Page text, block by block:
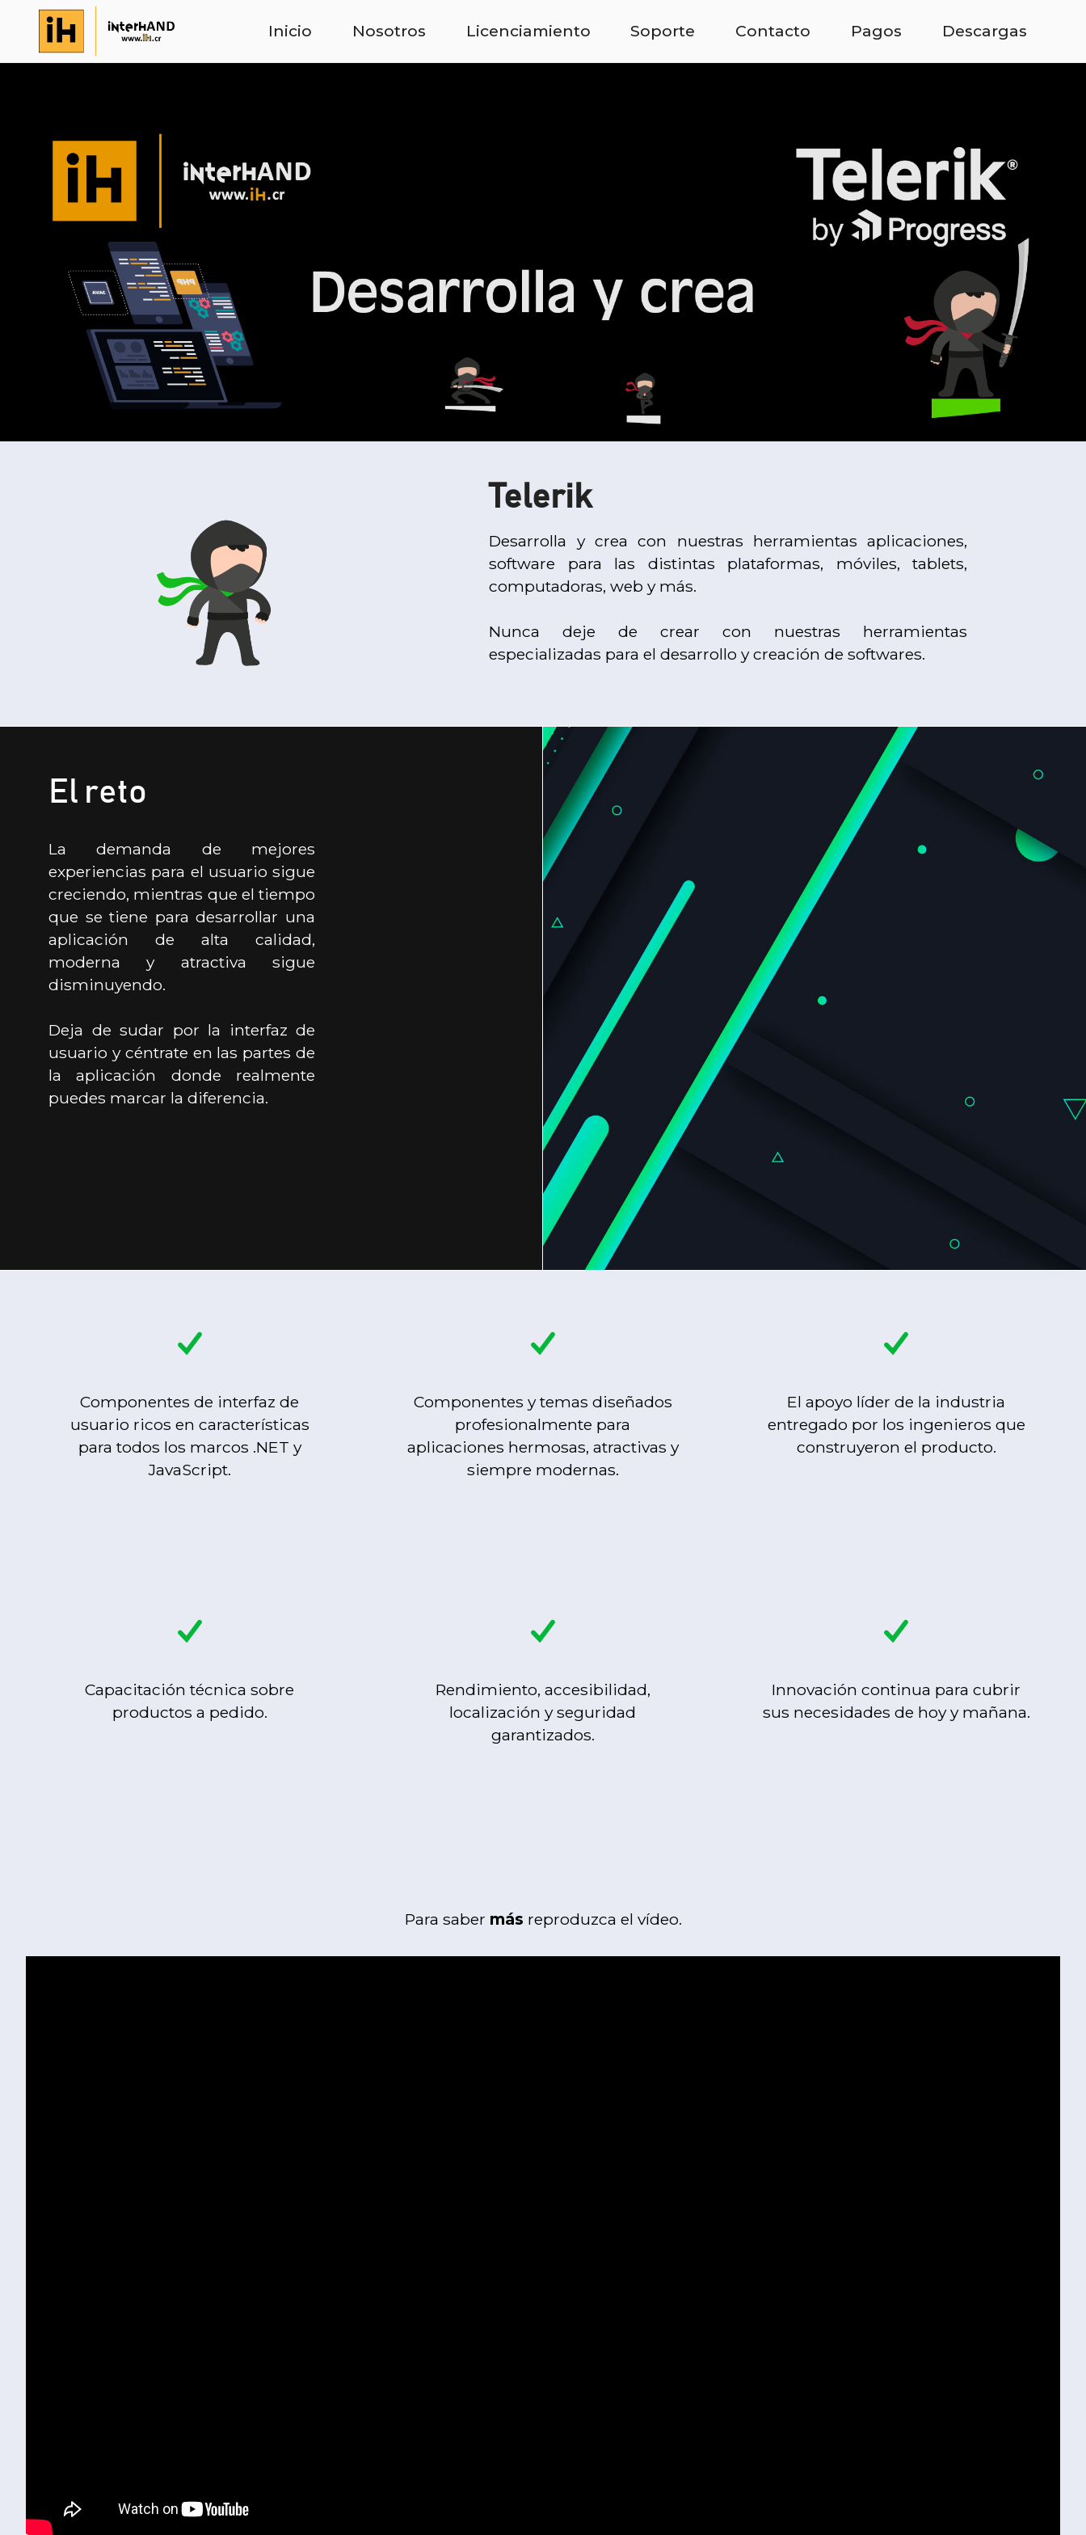
Inicio Nosotros Licenciamiento Soporte Contacto Pagos Descargas
Telerik
Desarrolla y crea con nuestras herramientas aplicaciones,
software para las distintas plataformas, móviles, tablets,
computadoras, web y más.
Nunca deje de crear con nuestras herramientas
especializadas para el desarrollo y creación de softwares.
El reto
La demanda de mejores
experiencias para el usuario sigue
creciendo, mientras que el tiempo
que se tiene para desarrollar una
aplicación de alta calidad,
moderna y atractiva sigue
disminuyendo.
Deja de sudar por la interfaz de
usuario y céntrate en las partes de
la aplicación donde realmente
puedes marcar la diferencia.
Componentes de interfaz de
usuario ricos en características
para todos los marcos .NET y
JavaScript.
Componentes y temas diseñados
profesionalmente para
aplicaciones hermosas, atractivas y
siempre modernas.
El apoyo líder de la industria
entregado por los ingenieros que
construyeron el producto.
Capacitación técnica sobre
productos a pedido.
Rendimiento, accesibilidad,
localización y seguridad
garantizados.
Innovación continua para cubrir
sus necesidades de hoy y mañana.
Para saber más reproduzca el vídeo.